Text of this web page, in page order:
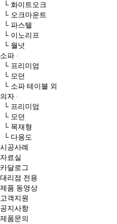
└ 화이트오크
└ 오크마운트
└ 파스텔
└ 이노리프
└ 월넛
소파
└ 프리미엄
└ 모던
└ 소파 테이블 외
의자
└ 프리미엄
└ 모던
└ 목재형
└ 다용도
시공사례
자료실
카달로그
대리점 전용
제품 동영상
고객지원
공지사항
제품문의